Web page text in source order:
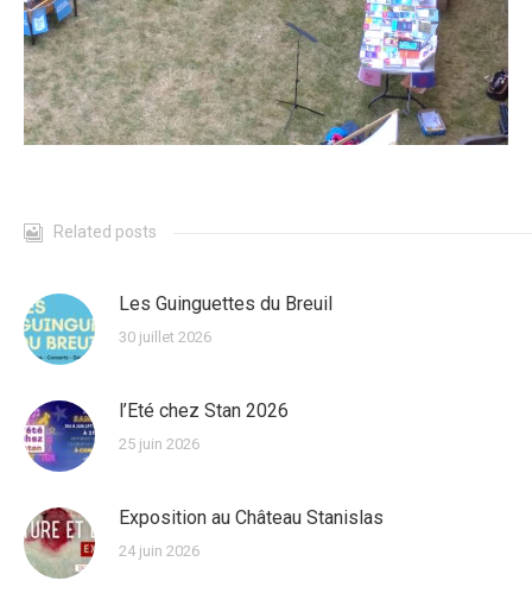
Related posts
Les Guinguettes du Breuil
30 juillet 2026
l’Eté chez Stan 2026
25 juin 2026
Exposition au Château Stanislas
24 juin 2026